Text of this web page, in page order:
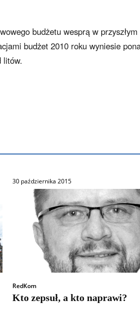
budżetu wesprą w
budżet 2010 roku wyniesie
litów.
30 października 2015
RedKom
Kto zepsuł, a kto naprawi?